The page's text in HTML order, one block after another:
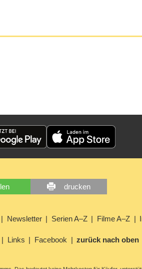
drucken
Newsletter Serien A–Z Filme A–Z
Links Facebook zurück nach oben